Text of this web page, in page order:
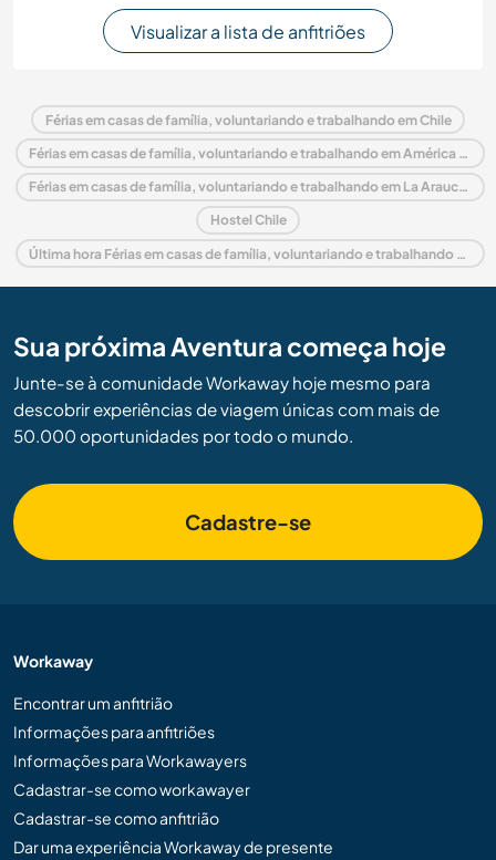
Visualizar a lista de anfitriões
Férias em casas de família, voluntariando e trabalhando em Chile
Férias em casas de família, voluntariando e trabalhando em América do Sul
Férias em casas de família, voluntariando e trabalhando em La Araucanía
Hostel Chile
Última hora Férias em casas de família, voluntariando e trabalhando em Chile
Sua próxima Aventura começa hoje
Junte-se à comunidade Workaway hoje mesmo para
descobrir experiências de viagem únicas com mais de
50.000 oportunidades por todo o mundo.
Cadastre-se
Workaway
Encontrar um anfitrião
Informações para anfitriões
Informações para Workawayers
Cadastrar-se como workawayer
Cadastrar-se como anfitrião
Dar uma experiência Workaway de presente